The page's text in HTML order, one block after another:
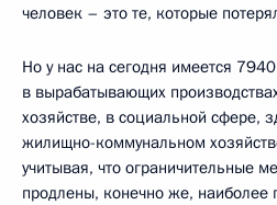
человек – это те, которые
Но у нас на сегодня имеется
в вырабатывающих
хозяйстве, в социальной сфере,
жилищно-коммунальном
учитывая, что ограничительные
продлены, конечно же, наиболее